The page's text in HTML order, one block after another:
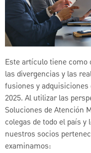
Este artículo tiene como
las divergencias y las
fusiones y
2025. Al utilizar las
Soluciones de Atención
colegas de todo el país
nuestros socios
examinamos: